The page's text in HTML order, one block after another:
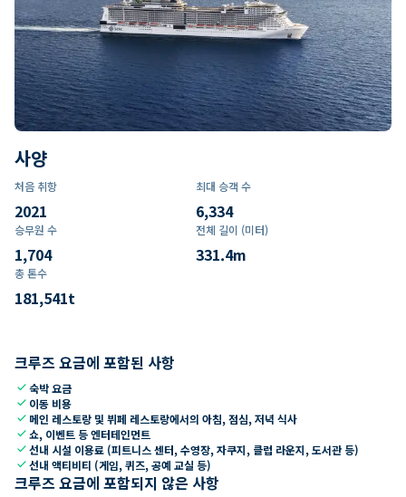
사양
처음 취항
2021
최대 승객 수
6,334
승무원 수
1,704
전체 길이 (미터)
331.4m
총 톤수
181,541t
크루즈 요금에 포함된 사항
check숙박 요금
check 이동 비용
check 메인 레스토랑 및 뷔페 레스토랑에서의 아침, 점심, 저녁 식사
check쇼, 이벤트 등 엔터테인먼트
check선내 시설 이용료 (피트니스 센터, 수영장, 자쿠지, 클럽 라운지, 도서관 등)
check선내 액티비티 (게임, 퀴즈, 공예 교실 등)
크루즈 요금에 포함되지 않은 사항